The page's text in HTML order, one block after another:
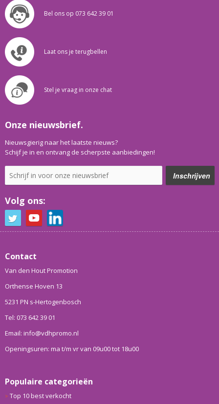
Bel ons op 073 642 39 01
Laat ons je terugbellen
Stel je vraag in onze chat
Onze nieuwsbrief.
Nieuwsgierig naar het laatste nieuws?
Schijf je in en ontvang de scherpste aanbiedingen!
Volg ons:
Contact
Van den Hout Promotion
Orthense Hoven 13
5231 PN s-Hertogenbosch
Tel: 073 642 39 01
Email: info@vdhpromo.nl
Openingsuren: ma t/m vr van 09u00 tot 18u00
Populaire categorieën
Top 10 best verkocht